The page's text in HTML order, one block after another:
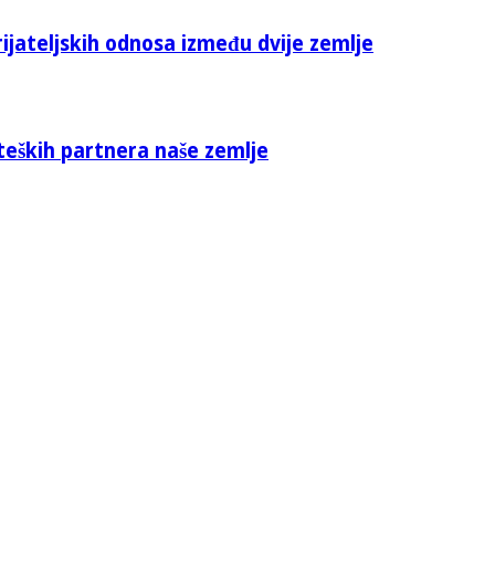
odnosa između dvije zemlje
partnera naše zemlje